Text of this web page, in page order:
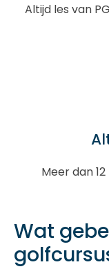
Altijd les van
Meer dan
Wat